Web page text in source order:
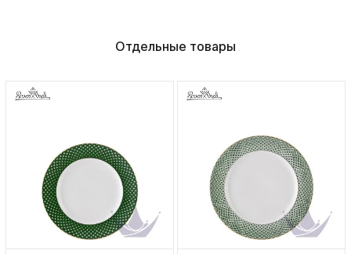
Отдельные товары